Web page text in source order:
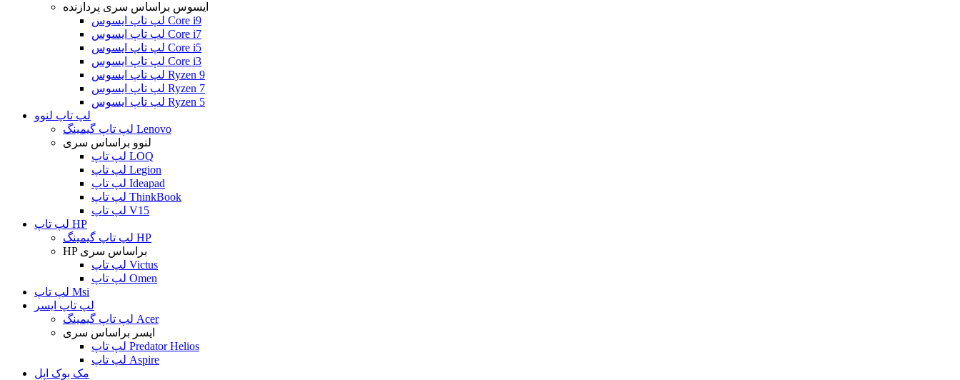
ایسوس براساس سری پردازنده
لپ تاپ ایسوس Core i9
لپ تاپ ایسوس Core i7
لپ تاپ ایسوس Core i5
لپ تاپ ایسوس Core i3
لپ تاپ ایسوس Ryzen 9
لپ تاپ ایسوس Ryzen 7
لپ تاپ ایسوس Ryzen 5
لپ تاپ لنوو
لپ تاپ گیمینگ Lenovo
لنوو براساس سری
لپ تاپ LOQ
لپ تاپ Legion
لپ تاپ Ideapad
لپ تاپ ThinkBook
لپ تاپ V15
لپ تاپ HP
لپ تاپ گیمینگ HP
HP براساس سری
لپ تاپ Victus
لپ تاپ Omen
لپ تاپ Msi
لپ تاپ ایسر
لپ تاپ گیمینگ Acer
ایسر براساس سری
لپ تاپ Predator Helios
لپ تاپ Aspire
مک بوک اپل